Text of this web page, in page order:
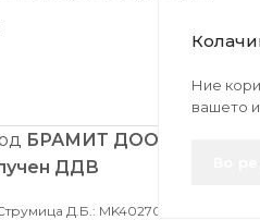
БРАМИТ ДООЕЛ
ДДВ
Д.Б.: MK4027005146330 |
Ние
вашето